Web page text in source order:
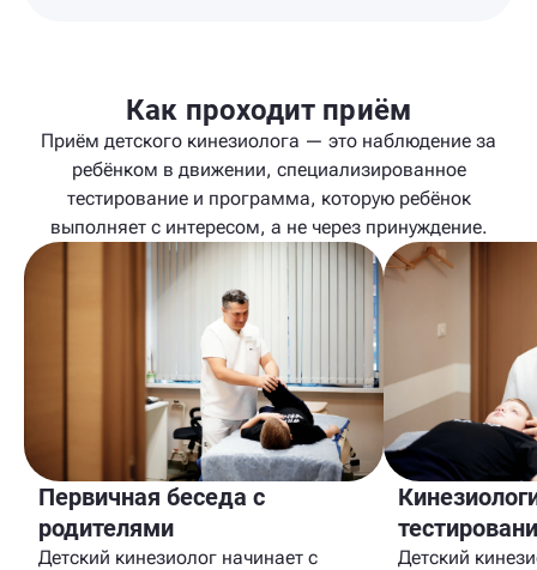
Как проходит приём
Приём детского кинезиолога — это наблюдение за
ребёнком в движении, специализированное
тестирование и программа, которую ребёнок
выполняет с интересом, а не через принуждение.
Первичная беседа с
родителями
Детский кинезиолог начинает с
Детский